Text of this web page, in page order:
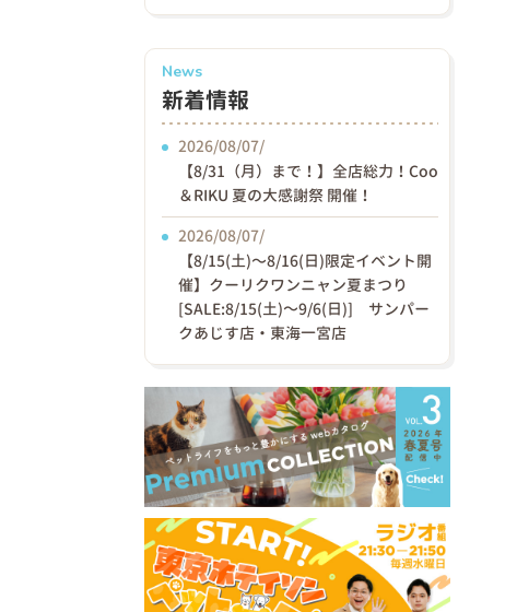
News
新着情報
2026/08/07/
【8/31（月）まで！】全店総力！Coo
＆RIKU 夏の大感謝祭 開催！
2026/08/07/
【8/15(土)〜8/16(日)限定イベント開
催】クーリクワンニャン夏まつり
[SALE:8/15(土)～9/6(日)] サンパー
クあじす店・東海一宮店